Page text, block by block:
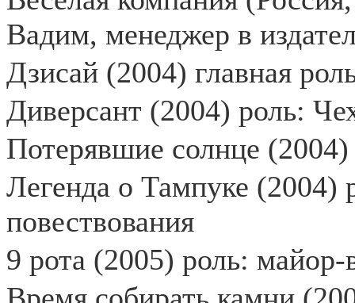
Вадим, менеджер в
Дзисай (2004) главная
Диверсант (2004) роль:
Потерявшие солнце
Легенда о Тампуке (2004)
повествования
9 рота (2005) роль: майор-